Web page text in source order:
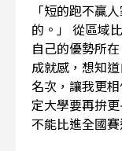
「短的跑不贏
的。」 從區域
自己的優勢所
成就感，想知
名次，讓我更
定大學要再拚
不能比進全國賽